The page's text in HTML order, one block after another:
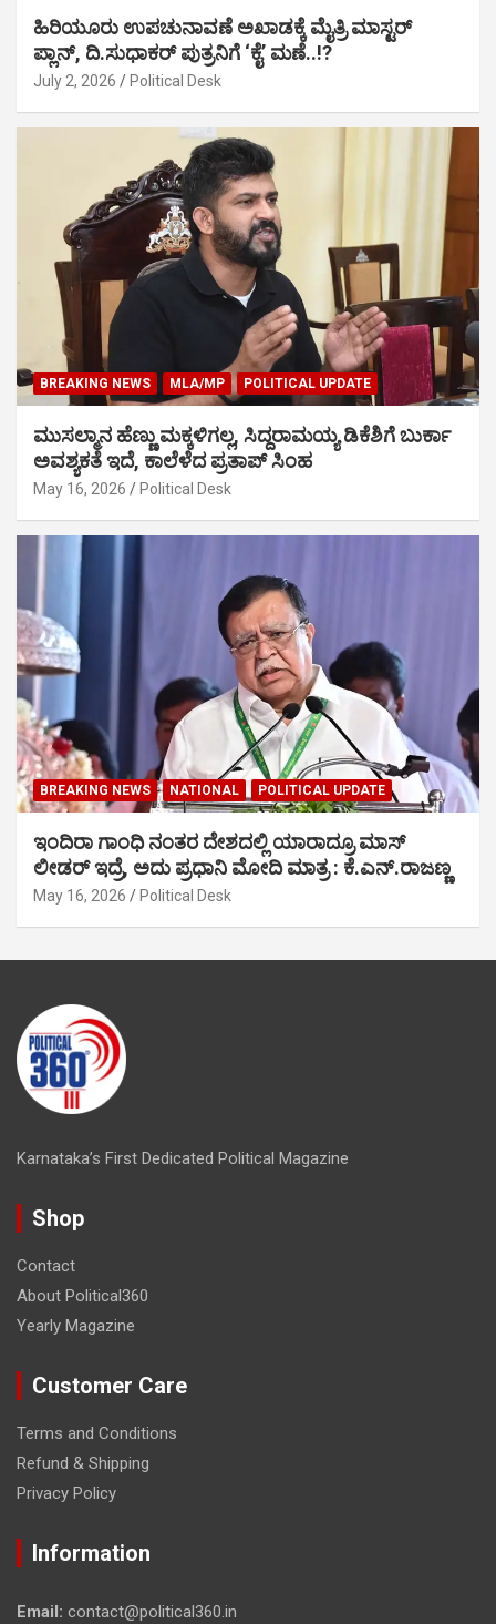
ಹಿರಿಯೂರು ಉಪಚುನಾವಣೆ ಅಖಾಡಕ್ಕೆ ಮೈತ್ರಿ ಮಾಸ್ಟರ್
ಪ್ಲಾನ್, ದಿ.ಸುಧಾಕರ್ ಪುತ್ರನಿಗೆ ‘ಕೈ’ ಮಣೆ..!?
July 2, 2026 Political Desk
BREAKING NEWS MLA/MP POLITICAL UPDATE
ಮುಸಲ್ಮಾನ ಹೆಣ್ಣು ಮಕ್ಕಳಿಗಲ್ಲ, ಸಿದ್ದರಾಮಯ್ಯ ಡಿಕೆಶಿಗೆ ಬುರ್ಕಾ
ಅವಶ್ಯಕತೆ ಇದೆ, ಕಾಲೆಳೆದ ಪ್ರತಾಪ್ ಸಿಂಹ
May 16, 2026 Political Desk
BREAKING NEWS NATIONAL POLITICAL UPDATE
ಇಂದಿರಾ ಗಾಂಧಿ ನಂತರ ದೇಶದಲ್ಲಿ ಯಾರಾದ್ರೂ ಮಾಸ್
ಲೀಡರ್ ಇದ್ರೆ, ಅದು ಪ್ರಧಾನಿ ಮೋದಿ ಮಾತ್ರ : ಕೆ.ಎನ್.ರಾಜಣ್ಣ
May 16, 2026 Political Desk
Karnataka’s First Dedicated Political Magazine
Shop
Contact
About Political360
Yearly Magazine
Customer Care
Terms and Conditions
Refund & Shipping
Privacy Policy
Information
Email: contact@political360.in